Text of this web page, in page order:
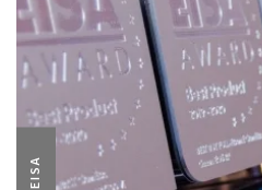
EISA